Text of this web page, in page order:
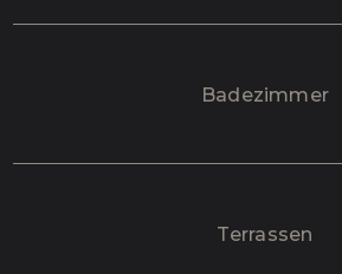
Badezimmer
Terrassen